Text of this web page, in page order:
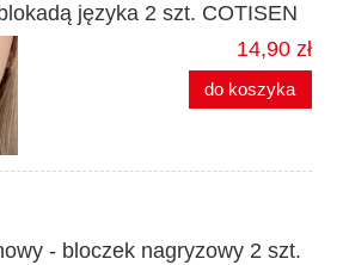
języka 2 szt. COTISEN
14,90 zł
do koszyka
- bloczek nagryzowy 2 szt.